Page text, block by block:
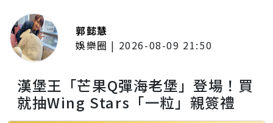
郭懿慧
娛樂圈 | 2026-08-09 21:50
漢堡王「芒果Q彈海老堡」登場！買
就抽Wing Stars「一粒」親簽禮